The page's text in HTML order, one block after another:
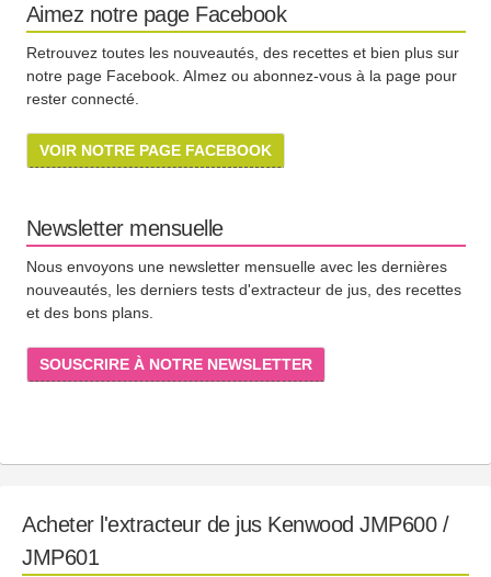
Aimez notre page Facebook
Retrouvez toutes les nouveautés, des recettes et bien plus sur
notre page Facebook. AImez ou abonnez-vous à la page pour
rester connecté.
VOIR NOTRE PAGE FACEBOOK
Newsletter mensuelle
Nous envoyons une newsletter mensuelle avec les dernières
nouveautés, les derniers tests d'extracteur de jus, des recettes
et des bons plans.
SOUSCRIRE À NOTRE NEWSLETTER
Acheter l'extracteur de jus Kenwood JMP600 /
JMP601